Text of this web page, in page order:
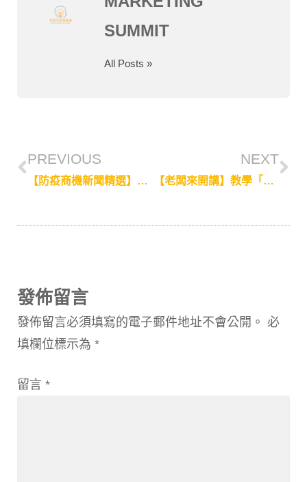
SUMMIT
All Posts »
PREVIOUS
【防疫商機新聞精選】不畏疫情！五大類逆勢成長新聞，看各產業如何找商機
NEXT
【老闆來開講】教學「手機拍影片」是畢生志業！馬國導演貝克大叔的台灣歷險記
發佈留言
發佈留言必須填寫的電子郵件地址不會公開。 必
填欄位標示為 *
留言 *